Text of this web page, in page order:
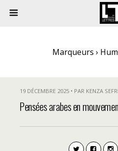
Marqueurs ›
19 DÉCEMBRE 2025 • PAR KENZA
Pensées arabes en